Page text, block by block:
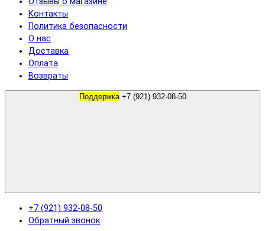
Контакты
Политика безопасности
О нас
Доставка
Оплата
Возвраты
Поддержка +7 (921) 932-08-50
+7 (921) 932-08-50
Обратный звонок